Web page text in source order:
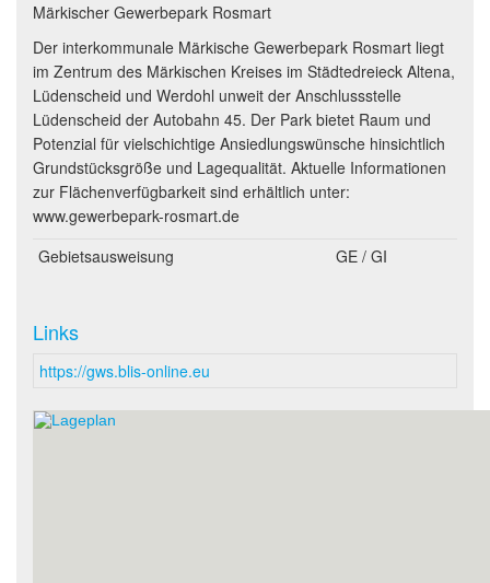
Märkischer Gewerbepark Rosmart
Der interkommunale Märkische Gewerbepark Rosmart liegt
im Zentrum des Märkischen Kreises im Städtedreieck Altena,
Lüdenscheid und Werdohl unweit der Anschlussstelle
Lüdenscheid der Autobahn 45. Der Park bietet Raum und
Potenzial für vielschichtige Ansiedlungswünsche hinsichtlich
Grundstücksgröße und Lagequalität. Aktuelle Informationen
zur Flächenverfügbarkeit sind erhältlich unter:
www.gewerbepark-rosmart.de
Gebietsausweisung
GE / GI
Links
https://gws.blis-online.eu